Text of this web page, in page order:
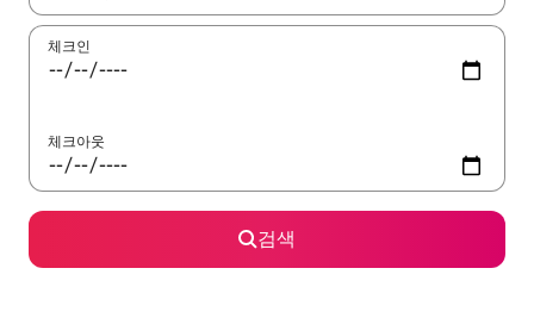
체크인
체크아웃
검색